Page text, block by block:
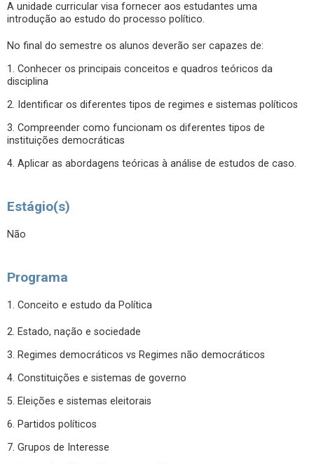
A unidade curricular visa fornecer aos estudantes uma
introdução ao estudo do processo político.
No final do semestre os alunos deverão ser capazes de:
1. Conhecer os principais conceitos e quadros teóricos da
disciplina
2. Identificar os diferentes tipos de regimes e sistemas políticos
3. Compreender como funcionam os diferentes tipos de
instituições democráticas
4. Aplicar as abordagens teóricas à análise de estudos de caso.
Estágio(s)
Não
Programa
1. Conceito e estudo da Política
2. Estado, nação e sociedade
3. Regimes democráticos vs Regimes não democráticos
4. Constituições e sistemas de governo
5. Eleições e sistemas eleitorais
6. Partidos políticos
7. Grupos de Interesse